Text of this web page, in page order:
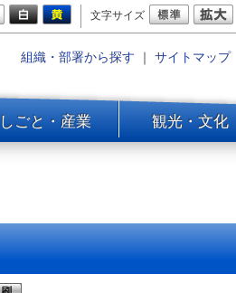
文字サイズ
組織・部署から探す ｜ サイトマップ
しごと・産業 観光・文化